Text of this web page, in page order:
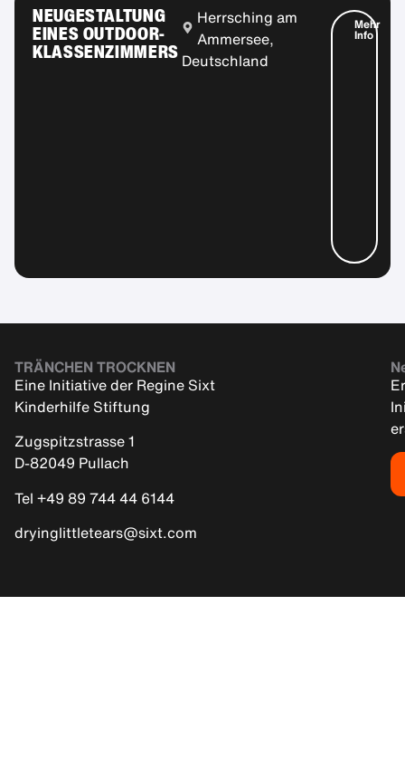
NEUGESTALTUNG
EINES OUTDOOR-
KLASSENZIMMERS
Herrsching am
Ammersee,
Deutschland
Mehr
Info
TRÄNCHEN TROCKNEN
Eine Initiative der Regine Sixt
Kinderhilfe Stiftung
Zugspitzstrasse 1
D-82049 Pullach
Tel +49 89 744 44 6144
dryinglittletears@sixt.com